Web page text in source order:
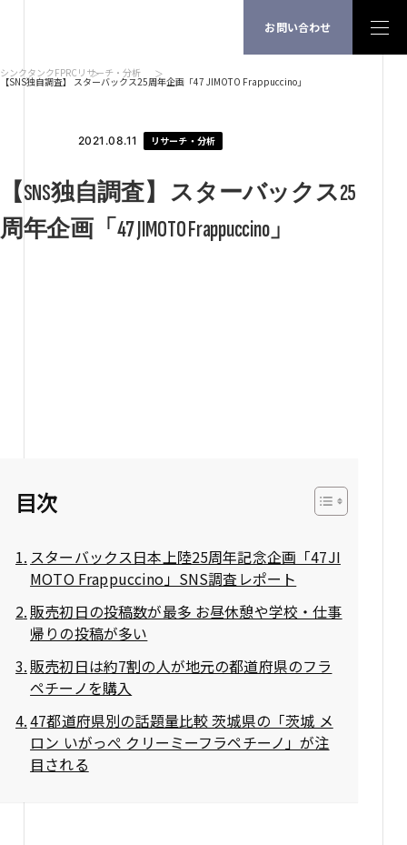
お問い合わせ
シンクタンクFPRC リサーチ・分析
【SNS独自調査】 スターバックス25周年企画「47 JIMOTO Frappuccino」
2021.08.11 リサーチ・分析
【SNS独自調査】 スターバックス25
周年企画「47 JIMOTO Frappuccino」
目次
スターバックス日本上陸25周年記念企画「47JI
MOTO Frappuccino」SNS調査レポート
販売初日の投稿数が最多 お昼休憩や学校・仕事
帰りの投稿が多い
販売初日は約7割の人が地元の都道府県のフラ
ペチーノを購入
47都道府県別の話題量比較 茨城県の「茨城 メ
ロン いがっぺ クリーミーフラペチーノ」が注
目される